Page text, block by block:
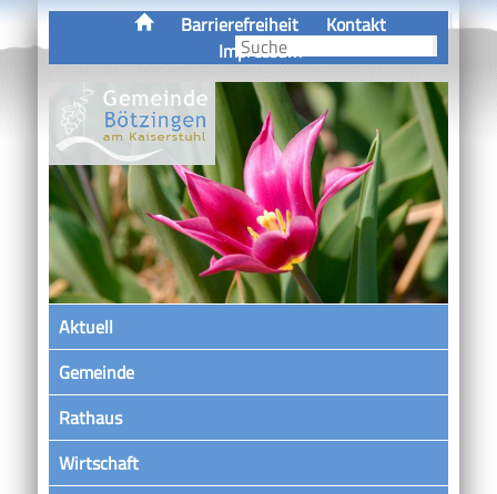
Barrierefreiheit
Kontakt
Impressum
Aktuell
Gemeinde
Rathaus
Wirtschaft